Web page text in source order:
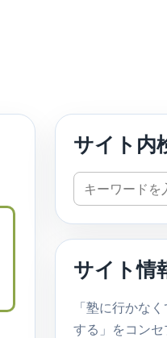
サイト内
サ
イ
ト
検
サイト情
「塾に行かな
する」をコン